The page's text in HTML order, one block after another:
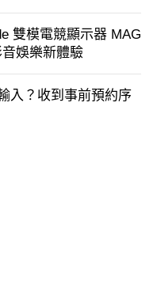
雙模電競顯示器 MAG
娛樂新體驗
入？收到事前預約序